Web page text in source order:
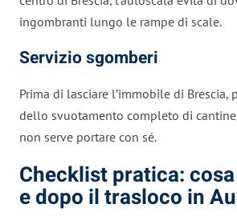
ingombranti lungo le rampe di scale.
Servizio sgomberi
Prima di lasciare l’immobile di Brescia,
dello svuotamento completo di
non serve portare con sé.
Checklist pratica:
e dopo il trasloco in